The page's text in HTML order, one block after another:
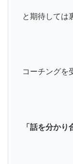
と期待しては
コーチングを
「話を分かり